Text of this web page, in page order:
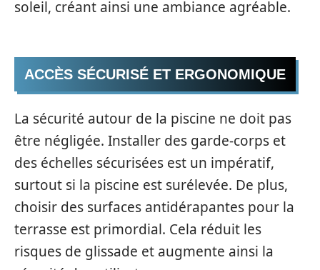
soleil, créant ainsi une ambiance agréable.
ACCÈS SÉCURISÉ ET ERGONOMIQUE
La sécurité autour de la piscine ne doit pas
être négligée. Installer des garde-corps et
des échelles sécurisées est un impératif,
surtout si la piscine est surélevée. De plus,
choisir des surfaces antidérapantes pour la
terrasse est primordial. Cela réduit les
risques de glissade et augmente ainsi la